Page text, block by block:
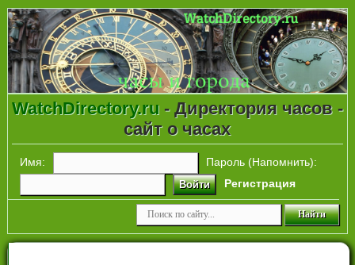
WatchDirectory.ru- Директория часов -
сайт о часах
Имя: Пароль (Напомнить):
Войти Регистрация